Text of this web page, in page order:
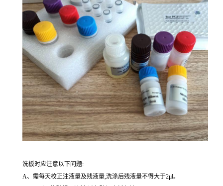
洗板时应注意以下问题:
A、需每天校正注液量及残液量,洗涤后残液量不得大于2μl。